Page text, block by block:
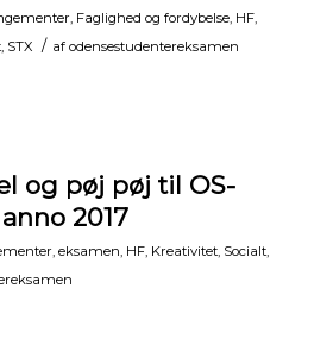
, Faglighed og fordybelse, HF,
, STX / af odensestudentereksamen
og pøj pøj til OS-
2017
, eksamen, HF, Kreativitet, Socialt,